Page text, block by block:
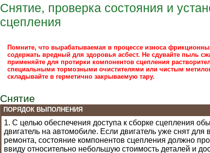
Снятие, проверка состояния и
сцепления
Помните, что вырабатываемая в процессе износа
содержать вредный для здоровья асбест. Не сдувайте пыль
применяйте для протирки компонентов сцепления
специальными тормозными очистителями или чистым
складывайте в герметично закрываемую тару.
Снятие
ПОРЯДОК ВЫПОЛНЕНИЯ
1. С целью обеспечения доступа к сборке сцепления
двигатель на автомобиле. Если двигатель уже снят
ремонта, состояние компонентов сцепления должно
ввиду относительно небольшую стоимость деталей и